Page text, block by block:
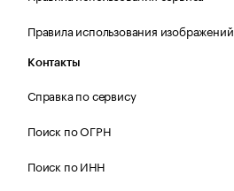
Правила использования изображений
Контакты
Справка по сервису
Поиск по ОГРН
Поиск по ИНН